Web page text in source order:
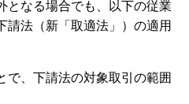
となる場合でも、以下の従業
請法（新「取適法」）の適用
、下請法の対象取引の範囲